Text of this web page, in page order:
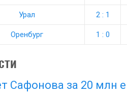
Урал 2 : 1
Оренбург 1 : 0
Сафонова за 20 млн